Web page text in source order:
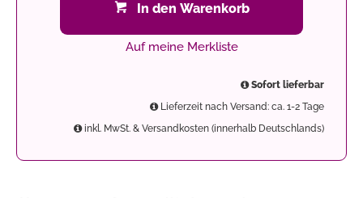
In den Warenkorb
Auf meine Merkliste
Sofort lieferbar
Lieferzeit nach Versand: ca. 1-2 Tage
inkl. MwSt. & Versandkosten (innerhalb Deutschlands)